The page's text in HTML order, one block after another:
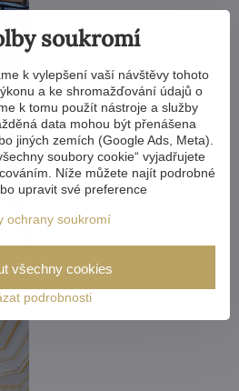
soukromí
k vylepšení vaší návštěvy tohoto
a ke shromažďování údajů o
k tomu použít nástroje a služby
data mohou být přenášena
jiných zemích (Google Ads, Meta).
soubory cookie“ vyjadřujete
Níže můžete najít podrobné
upravit své preference
ochrany soukromí
podrobnosti
všechny cookies